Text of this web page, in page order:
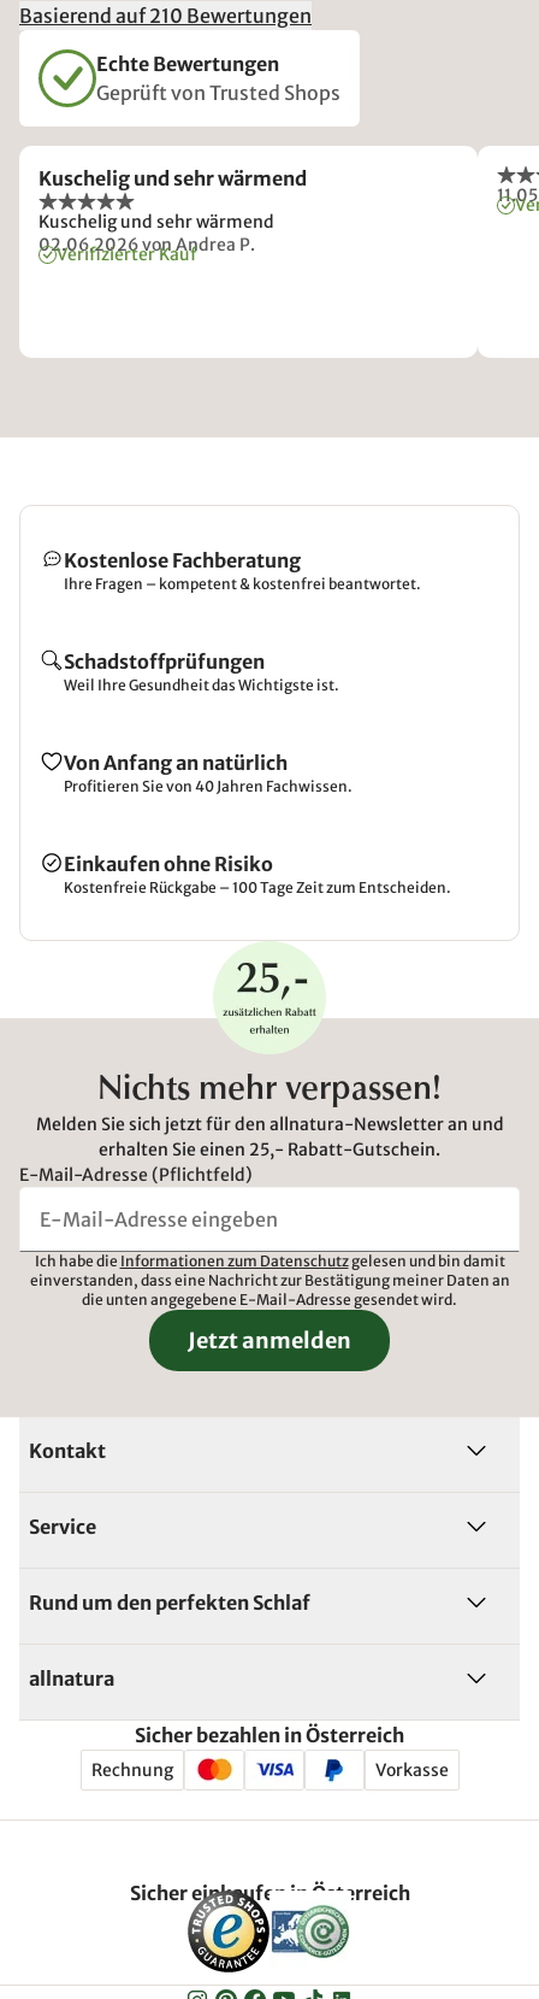
Basierend auf 210 Bewertungen
Echte Bewertungen
Geprüft von Trusted Shops
Kuschelig und sehr wärmend
Kuschelig und sehr wärmend
02.06.2026von Andrea P.
Verifizierter Kauf
Kostenlose Fachberatung
Ihre Fragen – kompetent & kostenfrei beantwortet.
Schadstoffprüfungen
Weil Ihre Gesundheit das Wichtigste ist.
Von Anfang an natürlich
Profitieren Sie von 40 Jahren Fachwissen.
Einkaufen ohne Risiko
Kostenfreie Rückgabe – 100 Tage Zeit zum Entscheiden.
Nichts mehr verpassen!
Melden Sie sich jetzt für den allnatura-Newsletter an und
erhalten Sie einen 25,- Rabatt-Gutschein.
E-Mail-Adresse (Pflichtfeld)
Ich habe die Informationen zum Datenschutzgelesen und bin damit
einverstanden, dass eine Nachricht zur Bestätigung meiner Daten an
die unten angegebene E-Mail-Adresse gesendet wird.
Jetzt anmelden
Kontakt
Service
Rund um den perfekten Schlaf
allnatura
Sicher bezahlen in Österreich
Rechnung Vorkasse
Sicher einkaufen in Österreich